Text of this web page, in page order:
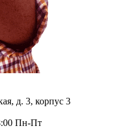
д. 3, корпус 3
Пн-Пт